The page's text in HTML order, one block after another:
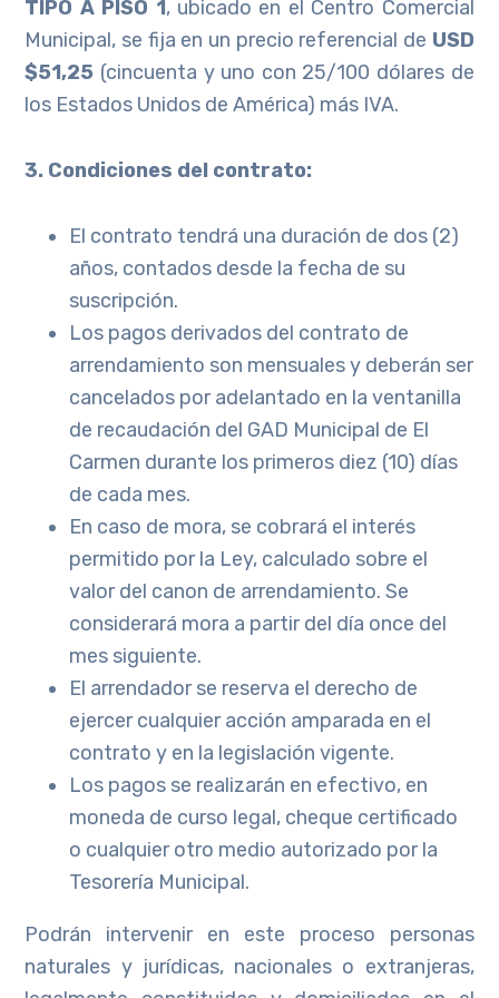
TIPO A PISO 1, ubicado en el Centro Comercial
Municipal, se fija en un precio referencial de USD
$51,25 (cincuenta y uno con 25/100 dólares de
los Estados Unidos de América) más IVA.
3. Condiciones del contrato:
El contrato tendrá una duración de dos (2)
años, contados desde la fecha de su
suscripción.
Los pagos derivados del contrato de
arrendamiento son mensuales y deberán ser
cancelados por adelantado en la ventanilla
de recaudación del GAD Municipal de El
Carmen durante los primeros diez (10) días
de cada mes.
En caso de mora, se cobrará el interés
permitido por la Ley, calculado sobre el
valor del canon de arrendamiento. Se
considerará mora a partir del día once del
mes siguiente.
El arrendador se reserva el derecho de
ejercer cualquier acción amparada en el
contrato y en la legislación vigente.
Los pagos se realizarán en efectivo, en
moneda de curso legal, cheque certificado
o cualquier otro medio autorizado por la
Tesorería Municipal.
Podrán intervenir en este proceso personas
naturales y jurídicas, nacionales o extranjeras,